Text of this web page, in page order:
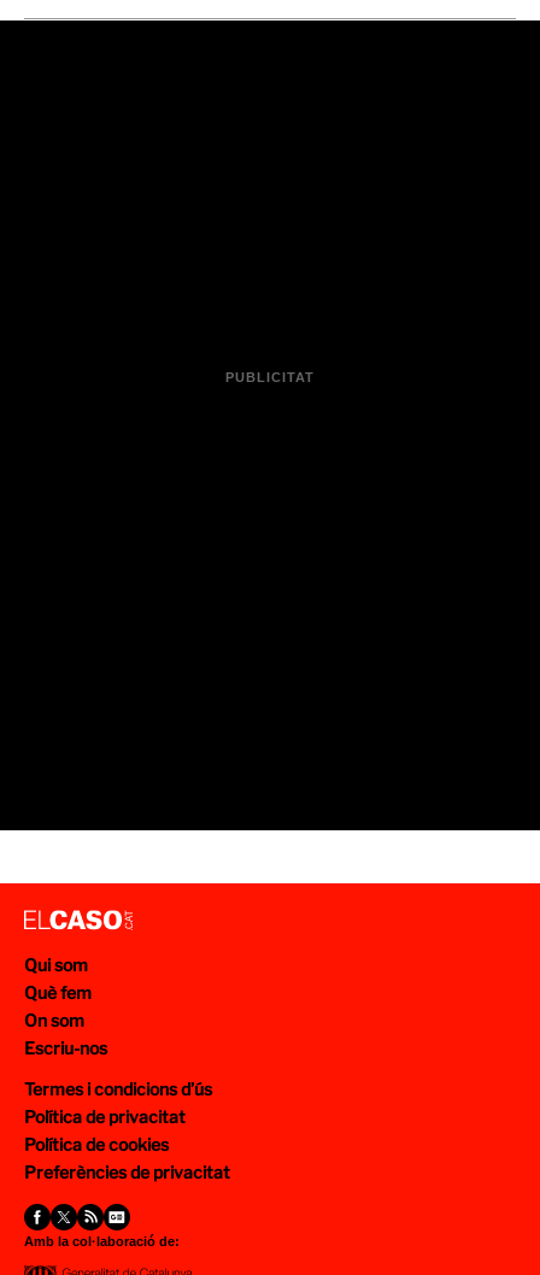
Qui som
Què fem
On som
Escriu-nos
Termes i condicions d’ús
Política de privacitat
Política de cookies
Preferències de privacitat
Amb la col·laboració de: